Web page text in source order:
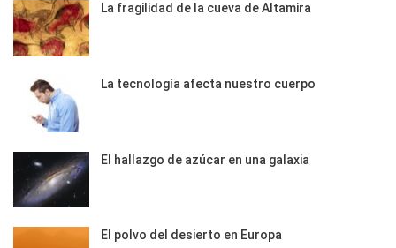
La fragilidad de la cueva de Altamira
La tecnología afecta nuestro cuerpo
El hallazgo de azúcar en una galaxia
El polvo del desierto en Europa